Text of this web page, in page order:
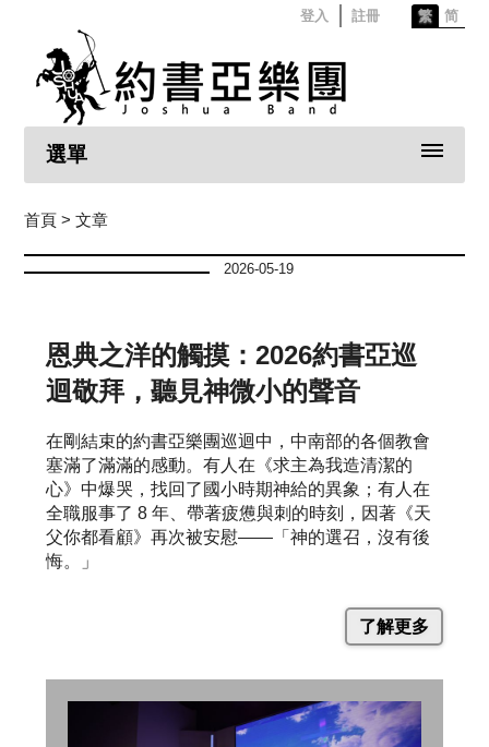
登入 註冊 繁 简
選單
首頁 > 文章
2026-05-19
恩典之洋的觸摸：2026約書亞巡
迴敬拜，聽見神微小的聲音
在剛結束的約書亞樂團巡迴中，中南部的各個教會
塞滿了滿滿的感動。有人在《求主為我造清潔的
心》中爆哭，找回了國小時期神給的異象；有人在
全職服事了 8 年、帶著疲憊與刺的時刻，因著《天
父你都看顧》再次被安慰——「神的選召，沒有後
悔。」
了解更多